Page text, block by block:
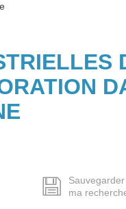
Sauvegarder
ma